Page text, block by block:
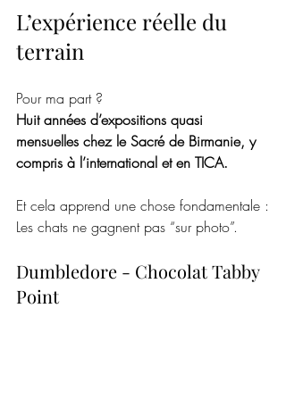
L’expérience réelle du
terrain
Pour ma part ?
Huit années d’expositions quasi
mensuelles chez le Sacré de Birmanie, y
compris à l’international et en TICA.
Et cela apprend une chose fondamentale :
Les chats ne gagnent pas “sur photo”.
Dumbledore - Chocolat Tabby
Point